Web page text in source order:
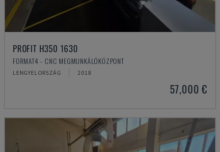
PROFIT H350 1630
FORMAT4 - CNC MEGMUNKÁLÓKÖZPONT
LENGYELORSZÁG 2018
57,000 €